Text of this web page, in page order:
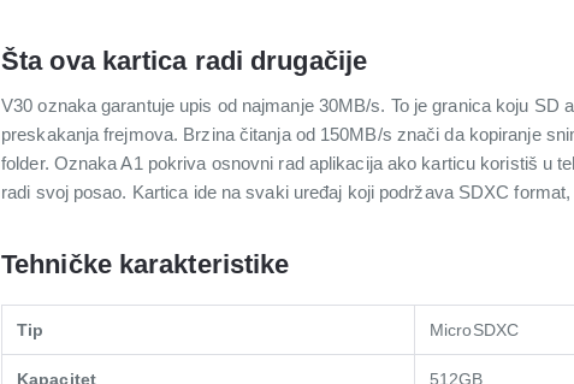
Šta ova kartica radi drugačije
V30 oznaka garantuje upis od najmanje 30MB/s. To je granica koju
preskakanja frejmova. Brzina čitanja od 150MB/s znači da kopiranje
folder. Oznaka A1 pokriva osnovni rad aplikacija ako karticu koristiš u
radi svoj posao. Kartica ide na svaki uređaj koji podržava SDXC
Tehničke karakteristike
Tip MicroSDXC
Kapacitet 512GB